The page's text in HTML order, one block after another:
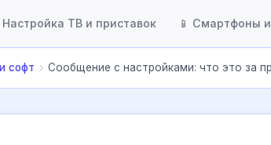
Настройка ТВ и приставок 📱 Смартфоны
софт › Сообщение с настройками: что это за